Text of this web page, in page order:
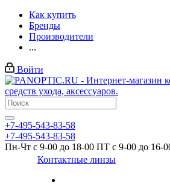
Как купить
Бренды
Производители
...
Войти
+7-495-543-83-58
+7-495-543-83-58
Пн-Чт с 9-00 до 18-00 ПТ с 9-00 до 16-
Контактные линзы